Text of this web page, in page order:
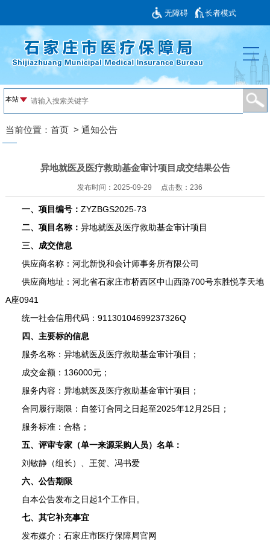
无障碍 长者模式
当前位置： 首页> 通知公告
异地就医及医疗救助基金审计项目成交结果公告
发布时间：2025-09-29 点击数： 236
一、项目编号：ZYZBGS2025-73
二、项目名称：异地就医及医疗救助基金审计项目
三、成交信息
供应商名称：河北新悦和会计师事务所有限公司
供应商地址：河北省石家庄市桥西区中山西路700号东胜悦享天地
A座0941
统一社会信用代码：91130104699237326Q
四、主要标的信息
服务名称：异地就医及医疗救助基金审计项目；
成交金额：136000元；
服务内容：异地就医及医疗救助基金审计项目；
合同履行期限：自签订合同之日起至2025年12月25日；
服务标准：合格；
五、评审专家（单一来源采购人员）名单：
刘敏静（组长）、王贺、冯书爱
六、公告期限
自本公告发布之日起1个工作日。
七、其它补充事宜
发布媒介：石家庄市医疗保障局官网